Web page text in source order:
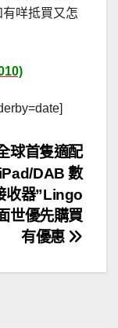
咩抵買又怎
球首隻適配
DAB 數
收器”Lingo
世優先購買
有優惠